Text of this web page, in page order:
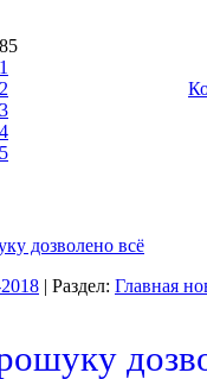
85
1
2
3
4
5
дозволено всё
| Раздел: Главная